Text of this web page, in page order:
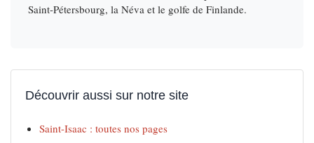
Saint-Pétersbourg, la Néva et le golfe de Finlande.
Découvrir aussi sur notre site
Saint-Isaac : toutes nos pages